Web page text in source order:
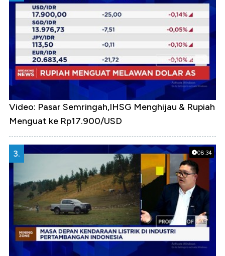
Video: Pasar Semringah,IHSG Menghijau & Rupiah
Menguat ke Rp17.900/USD
08:34
3.